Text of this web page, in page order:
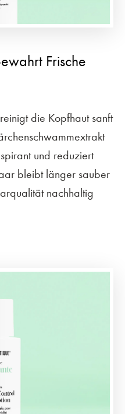
Frische
die Kopfhaut sanft
und reduziert
bleibt länger sauber
nachhaltig